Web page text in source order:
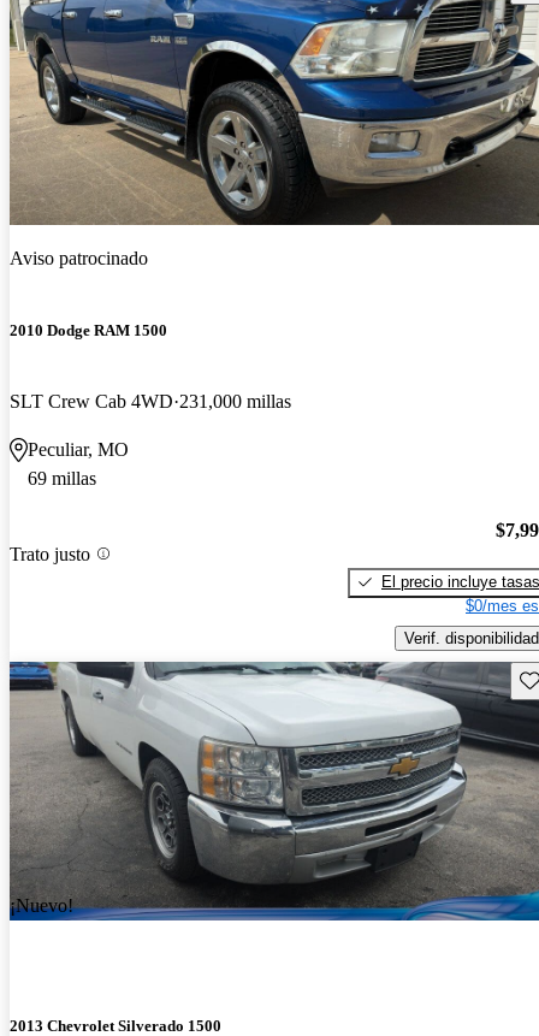
Aviso patrocinado
2010 Dodge RAM 1500
SLT Crew Cab 4WD 231,000 millas
Peculiar, MO
69 millas
Trato justo
El precio incluye tasas
$0/mes
Verif. disponibilidad
¡Nuevo!
2013 Chevrolet Silverado 1500